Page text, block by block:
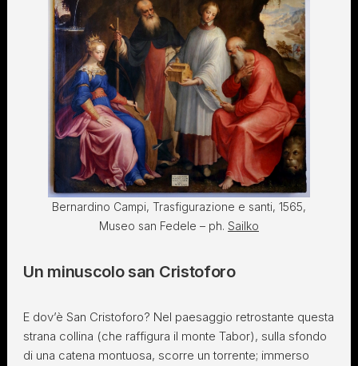
Bernardino Campi, Trasfigurazione e santi, 1565,
Museo san Fedele – ph. Sailko
Un minuscolo san Cristoforo
E dov’è San Cristoforo? Nel paesaggio retrostante questa
strana collina (che raffigura il monte Tabor), sulla sfondo
di una catena montuosa, scorre un torrente; immerso